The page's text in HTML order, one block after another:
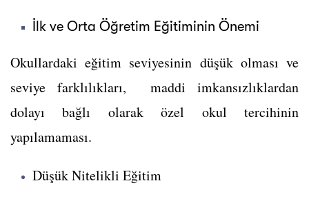
İlk ve Orta Öğretim Eğitiminin Önemi
Okullardaki eğitim seviyesinin düşük olması ve
seviye farklılıkları, maddi imkansızlıklardan
dolayı bağlı olarak özel okul tercihinin
yapılamaması.
Düşük Nitelikli Eğitim